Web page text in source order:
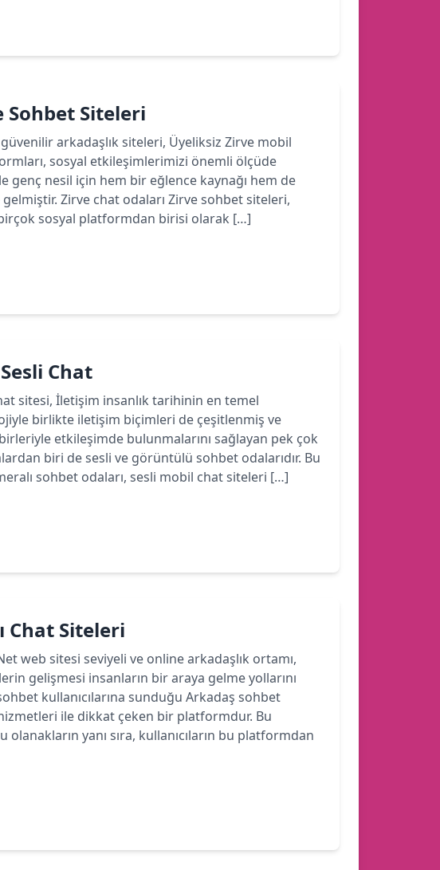
Sohbet Siteleri
arkadaşlık siteleri, Üyeliksiz Zirve mobil
sosyal etkileşimlerimizi önemli ölçüde
genç nesil için hem bir eğlence kaynağı hem de
Zirve chat odaları Zirve sohbet siteleri,
birçok sosyal platformdan birisi olarak […]
Chat
sitesi, İletişim insanlık tarihinin en temel
birlikte iletişim biçimleri de çeşitlenmiş ve
etkileşimde bulunmalarını sağlayan pek çok
biri de sesli ve görüntülü sohbet odalarıdır. Bu
sohbet odaları, sesli mobil chat siteleri […]
Chat Siteleri
web sitesi seviyeli ve online arkadaşlık ortamı,
gelişmesi insanların bir araya gelme yollarını
kullanıcılarına sunduğu Arkadaş sohbet
ile dikkat çeken bir platformdur. Bu
yanı sıra, kullanıcıların bu platformdan